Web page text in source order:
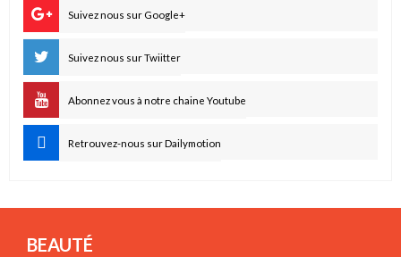
Suivez nous sur Google+
Suivez nous sur Twiitter
Abonnez vous à notre chaine Youtube
Retrouvez-nous sur Dailymotion
BEAUTÉ